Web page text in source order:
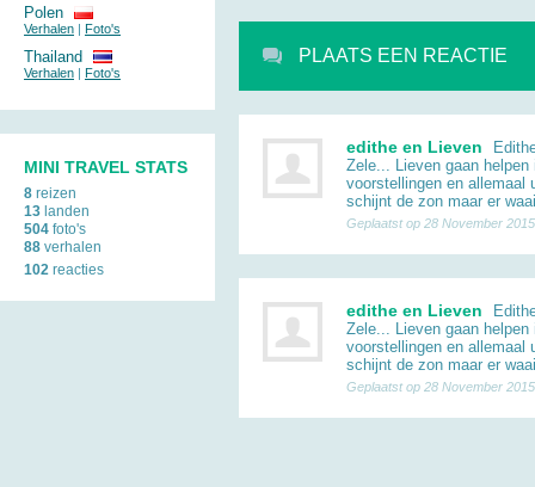
PLAATS EEN REACTIE
edithe en Lieven
Zele... Lieven gaan
voorstellingen en allemaal
schijnt de zon maar er
Geplaatst op 28 November 2015
edithe en Lieven
Zele... Lieven gaan
voorstellingen en allemaal
schijnt de zon maar er
Geplaatst op 28 November 2015
Polen
Verhalen | Foto's
Thailand
Verhalen | Foto's
MINI TRAVEL STATS
8 reizen
13 landen
504 foto's
88 verhalen
102 reacties